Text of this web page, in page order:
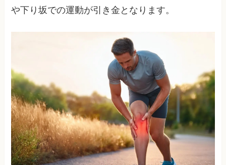
や下り坂での運動が引き金となります。